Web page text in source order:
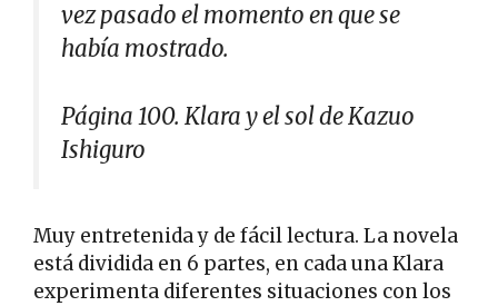
vez pasado el momento en que se
había mostrado.
Página 100. Klara y el sol de Kazuo
Ishiguro
Muy entretenida y de fácil lectura. La novela
está dividida en 6 partes, en cada una Klara
experimenta diferentes situaciones con los